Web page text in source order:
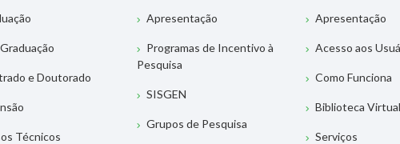
e Doutorado
Técnicos
Apresentação
Programas de Incentivo à
Pesquisa
SISGEN
Grupos de Pesquisa
Apresentação
Acesso aos
Como Funciona
Biblioteca Virtual
Serviços